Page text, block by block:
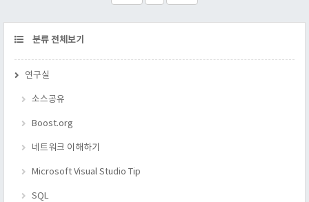
프트웨어 이야기에서, ..
CATEGORY
분류 전체보기
연구실
소스공유
Boost.org
네트워크 이해하기
Microsoft Visual Studio Tip
SQL